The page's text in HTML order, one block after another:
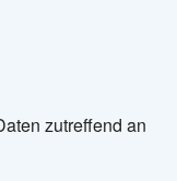
zutreffend an